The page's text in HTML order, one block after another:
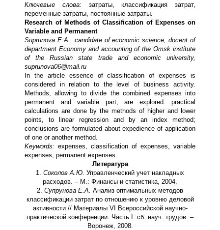
Ключевые слова: затраты, классификация затрат,
переменные затраты, постоянные затраты.
Research of Methods of Classification of Expenses on
Variable and Permanent
Suprunova E.A., candidate of economic science, docent of
department Economy and accounting of the Omsk institute
of the Russian state trade and economic university,
suprunova06@mail.ru
In the article essence of classification of expenses is
considered in relation to the level of business activity.
Methods, allowing to divide the combined expenses into
permanent and variable part, are explored: practical
calculations are done by the methods of higher and lower
points, to linear regression and by an index method;
conclusions are formulated about expedience of application
of one or another method.
Keywords: expenses, classification of expenses, variable
expenses, permanent expenses.
Литература
1. Соколов А.Ю. Управленческий учет накладных
расходов. – М.: Финансы и статистика, 2004.
2. Супрунова Е.А. Анализ оптимальных методов
классификации затрат по отношению к уровню деловой
активности // Материалы VI Всероссийской научно-
практической конференции. Часть I: сб. науч. трудов. –
Воронеж, 2008.